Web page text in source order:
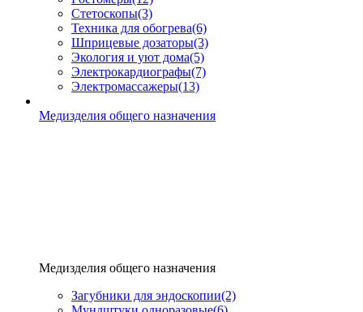
Стетоскопы(3)
Техника для обогрева(6)
Шприцевые дозаторы(3)
Экология и уют дома(5)
Электрокардиографы(7)
Электромассажеры(13)
Медизделия общего назначения
Медизделия общего назначения
Загубники для эндоскопии(2)